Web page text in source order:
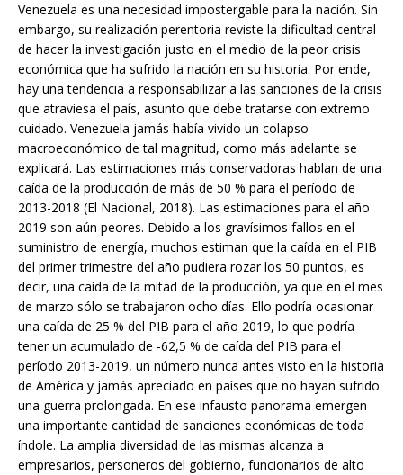
Venezuela es una necesidad impostergable para la nación. Sin
embargo, su realización perentoria reviste la dificultad central
de hacer la investigación justo en el medio de la peor crisis
económica que ha sufrido la nación en su historia. Por ende,
hay una tendencia a responsabilizar a las sanciones de la crisis
que atraviesa el país, asunto que debe tratarse con extremo
cuidado. Venezuela jamás había vivido un colapso
macroeconómico de tal magnitud, como más adelante se
explicará. Las estimaciones más conservadoras hablan de una
caída de la producción de más de 50 % para el período de
2013-2018 (El Nacional, 2018). Las estimaciones para el año
2019 son aún peores. Debido a los gravísimos fallos en el
suministro de energía, muchos estiman que la caída en el PIB
del primer trimestre del año pudiera rozar los 50 puntos, es
decir, una caída de la mitad de la producción, ya que en el mes
de marzo sólo se trabajaron ocho días. Ello podría ocasionar
una caída de 25 % del PIB para el año 2019, lo que podría
tener un acumulado de -62,5 % de caída del PIB para el
período 2013-2019, un número nunca antes visto en la historia
de América y jamás apreciado en países que no hayan sufrido
una guerra prolongada. En ese infausto panorama emergen
una importante cantidad de sanciones económicas de toda
índole. La amplia diversidad de las mismas alcanza a
empresarios, personeros del gobierno, funcionarios de alto